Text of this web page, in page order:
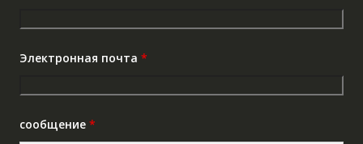
Электронная почта *
сообщение *